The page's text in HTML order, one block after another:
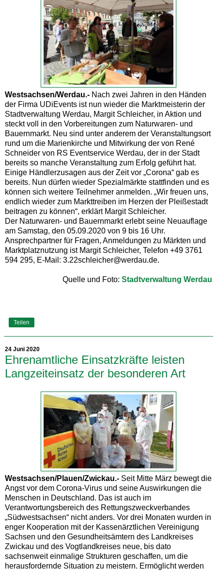
Westsachsen/Werdau.- Nach zwei Jahren in den Händen
der Firma UDiEvents ist nun wieder die Marktmeisterin der
Stadtverwaltung Werdau, Margit Schleicher, in Aktion und
steckt voll in den Vorbereitungen zum Naturwaren- und
Bauernmarkt. Neu sind unter anderem der Veranstaltungsort
rund um die Marienkirche und Mitwirkung der von René
Schneider von RS Eventservice Werdau, der in der Stadt
bereits so manche Veranstaltung zum Erfolg geführt hat.
Einige Händlerzusagen aus der Zeit vor „Corona“ gab es
bereits. Nun dürfen wieder Spezialmärkte stattfinden und es
können sich weitere Teilnehmer anmelden. „Wir freuen uns,
endlich wieder zum Markttreiben im Herzen der Pleißestadt
beitragen zu können“, erklärt Margit Schleicher.
Der Naturwaren- und Bauernmarkt erlebt seine Neuauflage
am Samstag, den 05.09.2020 von 9 bis 16 Uhr.
Ansprechpartner für Fragen, Anmeldungen zu Märkten und
Marktplatznutzung ist Margit Schleicher, Telefon +49 3761
594 295, E-Mail: 3.22schleicher@werdau.de.
Quelle und Foto: Stadtverwaltung Werdau
Teilen
24 Juni 2020
Ehrenamtliche Einsatzkräfte leisten
Langzeiteinsatz der besonderen Art
Westsachsen/Plauen/Zwickau.- Seit Mitte März bewegt die
Angst vor dem Corona-Virus und seine Auswirkungen die
Menschen in Deutschland. Das ist auch im
Verantwortungsbereich des Rettungszweckverbandes
„Südwestsachsen“ nicht anders. Vor drei Monaten wurden in
enger Kooperation mit der Kassenärztlichen Vereinigung
Sachsen und den Gesundheitsämtern des Landkreises
Zwickau und des Vogtlandkreises neue, bis dato
sachsenweit einmalige Strukturen geschaffen, um die
herausfordernde Situation zu meistern. Ermöglicht werden